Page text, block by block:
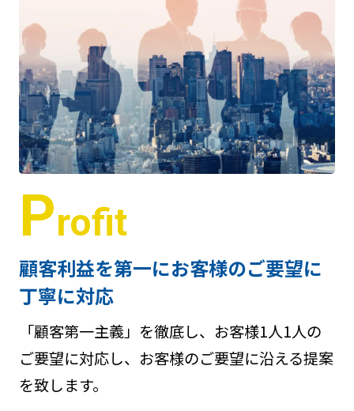
Profit
顧客利益を第一にお客様のご要望に
丁寧に対応
「顧客第一主義」を徹底し、お客様1人1人の
ご要望に対応し、お客様のご要望に沿える提案
を致します。